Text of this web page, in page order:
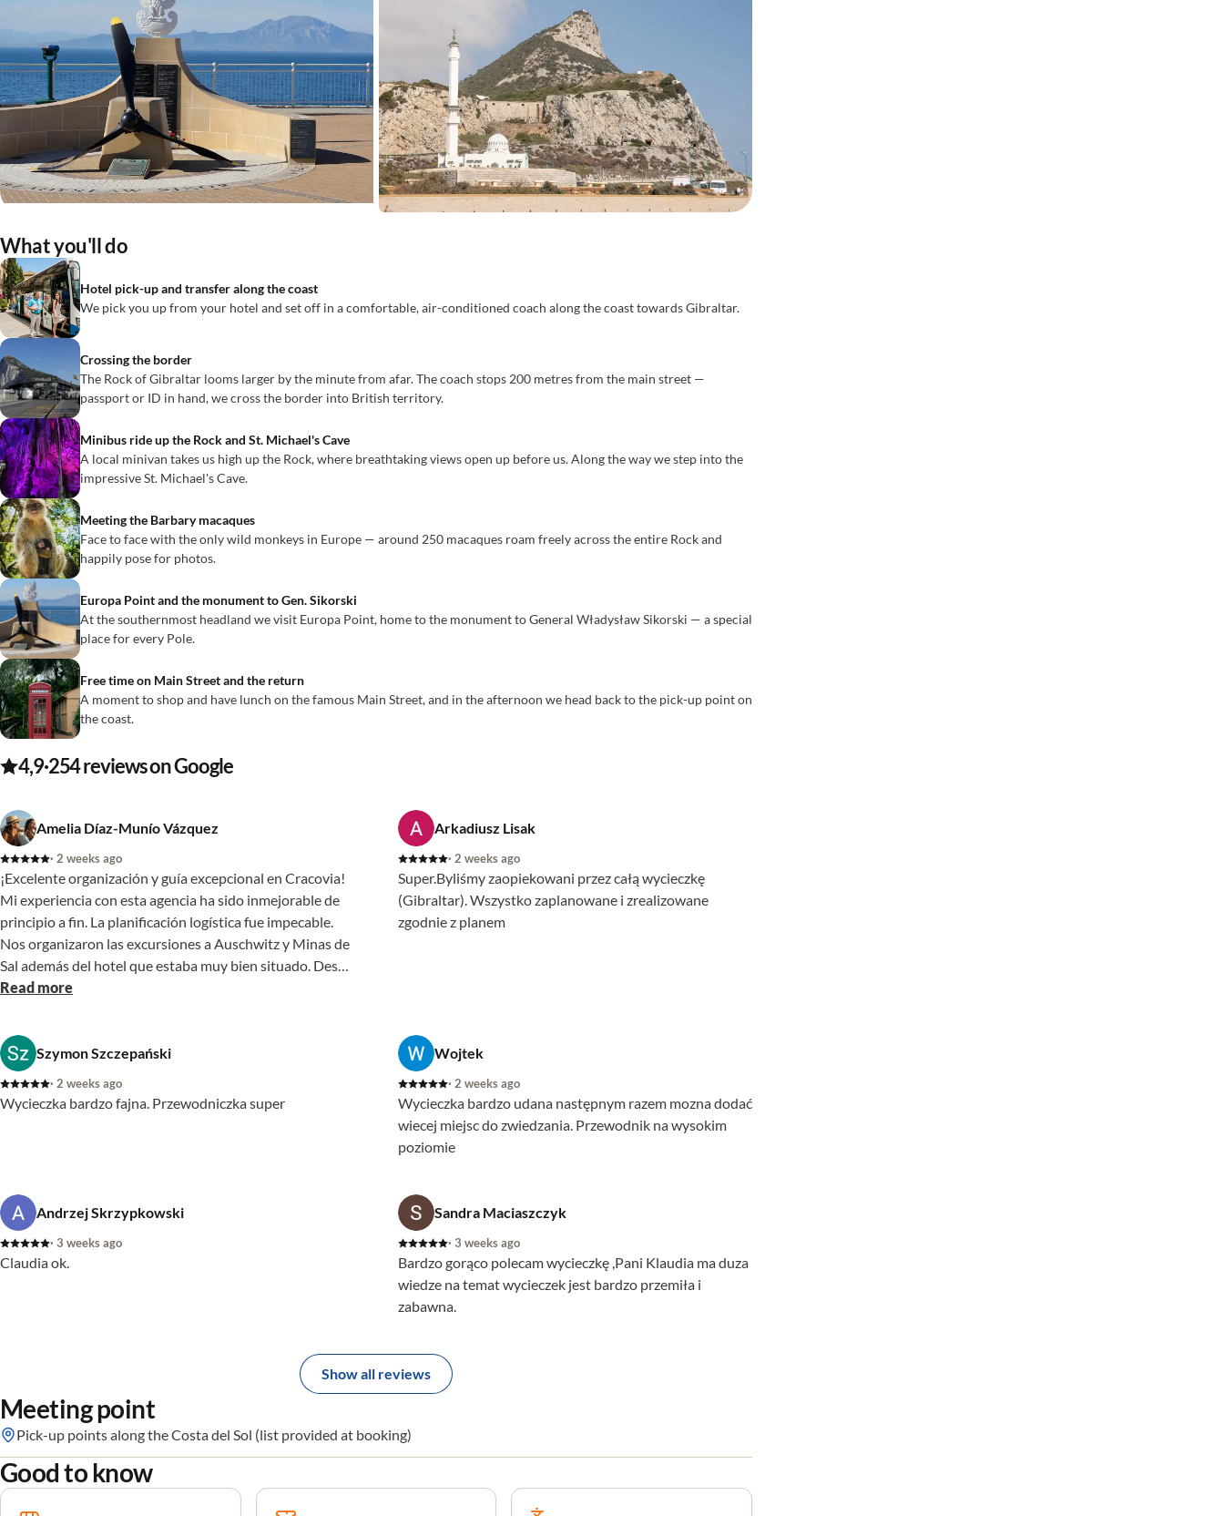
What you'll do
Hotel pick-up and transfer along the coast
We pick you up from your hotel and set off in a comfortable, air-conditioned coach along the coast towards Gibraltar.
Crossing the border
The Rock of Gibraltar looms larger by the minute from afar. The coach stops 200 metres from the main street —
passport or ID in hand, we cross the border into British territory.
Minibus ride up the Rock and St. Michael's Cave
A local minivan takes us high up the Rock, where breathtaking views open up before us. Along the way we step into the
impressive St. Michael's Cave.
Meeting the Barbary macaques
Face to face with the only wild monkeys in Europe — around 250 macaques roam freely across the entire Rock and
happily pose for photos.
Europa Point and the monument to Gen. Sikorski
At the southernmost headland we visit Europa Point, home to the monument to General Władysław Sikorski — a special
place for every Pole.
Free time on Main Street and the return
A moment to shop and have lunch on the famous Main Street, and in the afternoon we head back to the pick-up point on
the coast.
4,9·254reviews on Google
Amelia Díaz-Munío Vázquez
· 2 weeks ago
¡Excelente organización y guía excepcional en Cracovia!
Mi experiencia con esta agencia ha sido inmejorable de
principio a fin. La planificación logística fue impecable.
Nos organizaron las excursiones a Auschwitz y Minas de
Sal además del hotel que estaba muy bien situado. Desde
el primer contacto con Agnes, que mostró una gran
porque visitábamos más ciudades , y disponíamos de
pocos días en Cracovia, lo que nos permitió exprimir el
tiempo al máximo y viajar con total tranquilidad, todo
gracias a ella. El broche final fue poner a disposición
la cultura de Cracovia con anécdotas fascinantes y un
trato humano excelente. Recomiendo totalmente sus
servicios a cualquiera que busque un viaje sin estrés. Un
diez absoluto!
Read more
Arkadiusz Lisak
· 2 weeks ago
Super.Byliśmy zaopiekowani przez całą wycieczkę
(Gibraltar). Wszystko zaplanowane i zrealizowane
zgodnie z planem
Szymon Szczepański
· 2 weeks ago
Wycieczka bardzo fajna. Przewodniczka super
Wojtek
· 2 weeks ago
Wycieczka bardzo udana następnym razem mozna dodać
wiecej miejsc do zwiedzania. Przewodnik na wysokim
poziomie
Andrzej Skrzypkowski
· 3 weeks ago
Claudia ok.
Sandra Maciaszczyk
· 3 weeks ago
Bardzo gorąco polecam wycieczkę ,Pani Klaudia ma duza
wiedze na temat wycieczek jest bardzo przemiła i
zabawna.
Show all reviews
Meeting point
Pick-up points along the Costa del Sol (list provided at booking)
Good to know